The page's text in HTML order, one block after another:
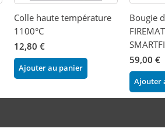
Colle haute température
1100°C
12,80 €
Ajouter au panier
Bougie
59,00 €
Ajouter